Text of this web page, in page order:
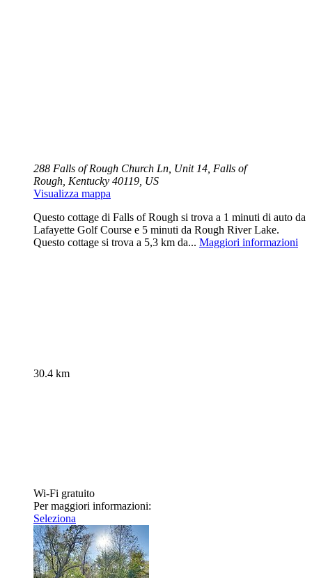
288 Falls of Rough Church Ln, Unit 14, Falls of
Rough, Kentucky 40119, US
Visualizza mappa
Questo cottage di Falls of Rough si trova a 1 minuti di auto da
Lafayette Golf Course e 5 minuti da Rough River Lake.
Questo cottage si trova a 5,3 km da... Maggiori informazioni
30.4 km
Wi-Fi gratuito
Per maggiori informazioni:
Seleziona